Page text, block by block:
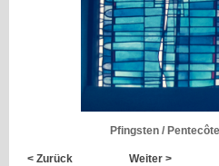
Pfingsten / Pentecôte
< Zurück Weiter >